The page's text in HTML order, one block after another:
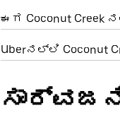
ಈಗ Coconut Creek
Uberನಲ್ಲಿ Coconut